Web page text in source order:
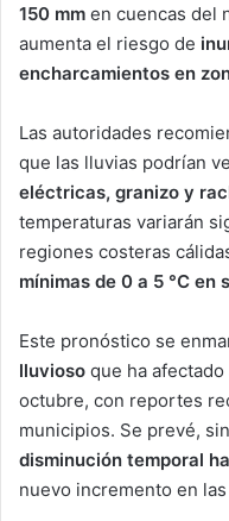
150 mm en cuencas del
aumenta el riesgo de
encharcamientos en
Las autoridades
que las lluvias podrían
eléctricas, granizo y
temperaturas variarán
regiones costeras
mínimas de 0 a 5 °C en
Este pronóstico se
lluvioso que ha
octubre, con reportes
municipios. Se prevé,
disminución temporal
nuevo incremento en